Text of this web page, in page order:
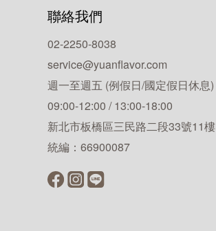
聯絡我們
02-2250-8038
service@yuanflavor.com
週一至週五 (例假日/國定假日休息)
09:00-12:00 / 13:00-18:00
新北市板橋區三民路二段33號11樓
統編：66900087